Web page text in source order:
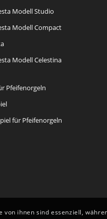
Modell Studio
Modell Compact
Modell Celestina
Pfeifenorgeln
für Pfeifenorgeln
von ihnen sind essenziell,